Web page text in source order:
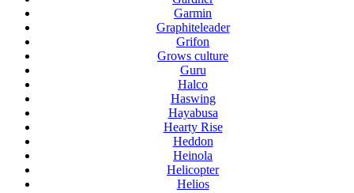
Garmin
Graphiteleader
Grifon
Grows culture
Guru
Halco
Haswing
Hayabusa
Hearty Rise
Heddon
Heinola
Helicopter
Helios